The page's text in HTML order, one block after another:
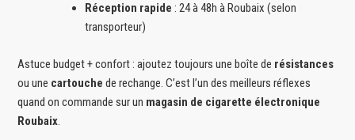
Réception rapide : 24 à 48h à Roubaix (selon
transporteur)
Astuce budget + confort : ajoutez toujours une boîte de résistances
ou une cartouche de rechange. C’est l’un des meilleurs réflexes
quand on commande sur un magasin de cigarette électronique
Roubaix.